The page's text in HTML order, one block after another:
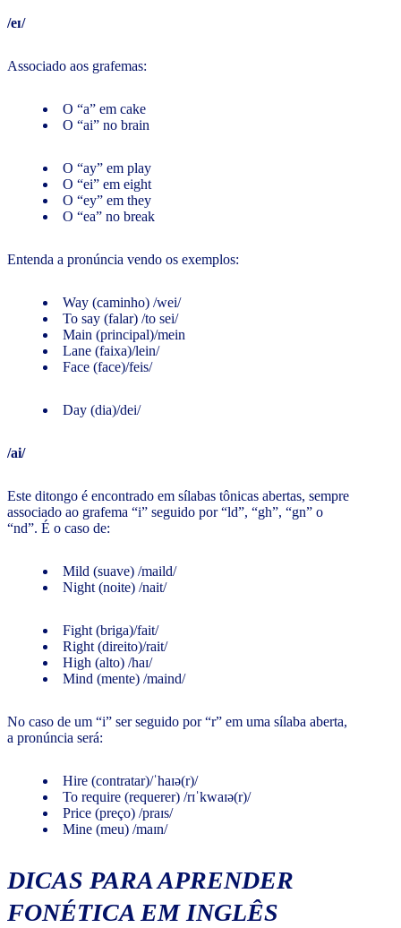
/eɪ/
Associado aos grafemas:
O “a” em cake
O “ai” no brain
O “ay” em play
O “ei” em eight
O “ey” em they
O “ea” no break
Entenda a pronúncia vendo os exemplos:
Way (caminho) /wei/
To say (falar) /to sei/
Main (principal)/mein
Lane (faixa)/lein/
Face (face)/feis/
Day (dia)/dei/
/ai/
Este ditongo é encontrado em sílabas tônicas abertas, sempre
associado ao grafema “i” seguido por “ld”, “gh”, “gn” o
“nd”. É o caso de:
Mild (suave) /maild/
Night (noite) /nait/
Fight (briga)/fait/
Right (direito)/rait/
High (alto) /haɪ/
Mind (mente) /maind/
No caso de um “i” ser seguido por “r” em uma sílaba aberta,
a pronúncia será:
Hire (contratar)/ˈhaɪə(r)/
To require (requerer) /rɪˈkwaɪə(r)/
Price (preço) /praɪs/
Mine (meu) /maɪn/
DICAS PARA APRENDER
FONÉTICA EM INGLÊS